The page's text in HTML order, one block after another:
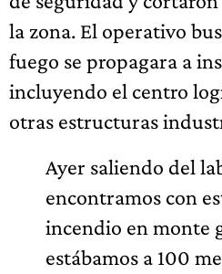
la zona. El operativo
fuego se propagara a
incluyendo el centro
otras estructuras
Ayer saliendo del
encontramos con
incendio en monte
estábamos a 100